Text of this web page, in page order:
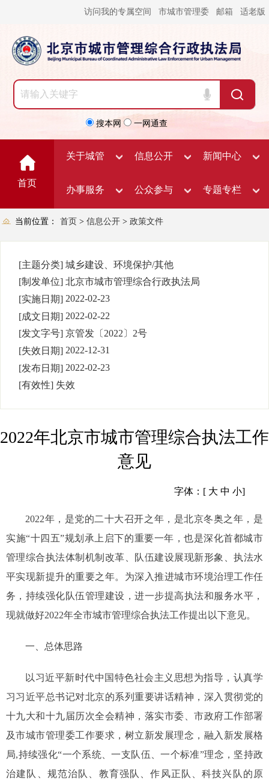
访问我的专属空间 市城市管理委 邮箱 适老版
搜本网 一网通查
首页
关于城管 信息公开 新闻中心
办事服务 公众参与 专题专栏
当前位置： 首页 > 信息公开 > 政策文件
[主题分类] 城乡建设、环境保护/其他
[制发单位] 北京市城市管理综合行政执法局
[实施日期] 2022-02-23
[成文日期] 2022-02-22
[发文字号] 京管发 〔 2022 〕 2号
[失效日期] 2022-12-31
[发布日期] 2022-02-23
[有效性] 失效
2022年北京市城市管理综合执法工作
意见
字体：[ 大 中 小]
2022年，是党的二十大召开之年，是北京冬奥之年，是
实施“十四五”规划承上启下的重要一年，也是深化首都城市
管理综合执法体制机制改革、队伍建设展现新形象、执法水
平实现新提升的重要之年。为深入推进城市环境治理工作任
务，持续强化队伍管理建设，进一步提高执法和服务水平，
现就做好2022年全市城市管理综合执法工作提出以下意见。
一、总体思路
以习近平新时代中国特色社会主义思想为指导，认真学
习习近平总书记对北京的系列重要讲话精神，深入贯彻党的
十九大和十九届历次全会精神，落实市委、市政府工作部署
及市城市管理委工作要求，树立新发展理念，融入新发展格
局,持续强化“一个系统、一支队伍、一个标准”理念，坚持政
治建队、规范治队、教育强队、作风正队、科技兴队的原